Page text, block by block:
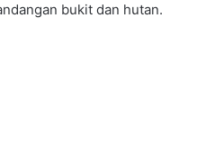
bukit dan hutan.